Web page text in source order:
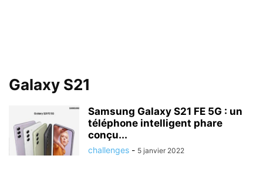
Galaxy S21
Samsung Galaxy S21 FE 5G : un
téléphone intelligent phare
conçu...
challenges - 5 janvier 2022